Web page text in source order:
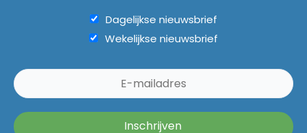
Dagelijkse nieuwsbrief
Wekelijkse nieuwsbrief